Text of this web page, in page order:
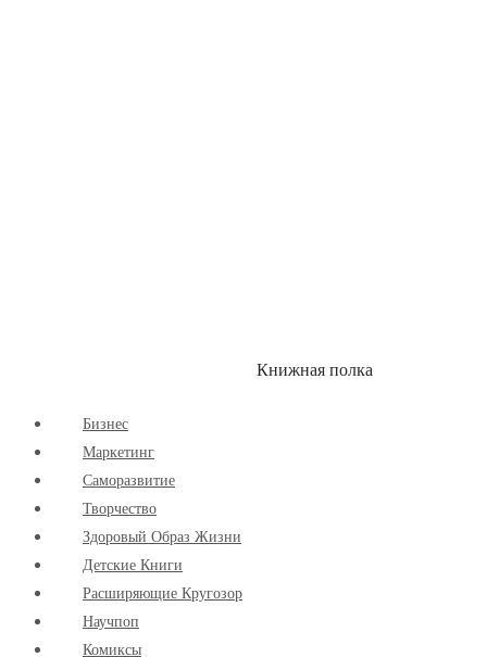
Книжная полка
Бизнес
Маркетинг
Cаморазвитие
Творчество
Здоровый Образ Жизни
Детские Книги
Расширяющие Кругозор
Научпоп
Комиксы